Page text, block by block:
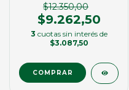
$12.350,00
$9.262,50
3 cuotas sin interés de
$3.087,50
COMPRAR